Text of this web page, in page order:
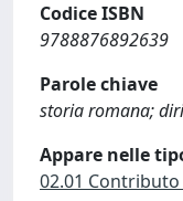
Codice ISBN
9788876892639
Parole chiave
storia romana;
Appare nelle
02.01